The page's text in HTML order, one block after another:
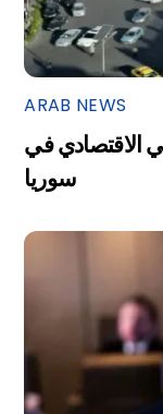
ARAB NEWS
الاقتصادي في
سوريا